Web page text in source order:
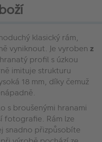
klasický rám,
vyniknout. Je vyroben z
profil s úzkou
imituje strukturu
18 mm, díky čemuž
s broušenými hranami
fotografie. Rám lze
snadno přizpůsobíte